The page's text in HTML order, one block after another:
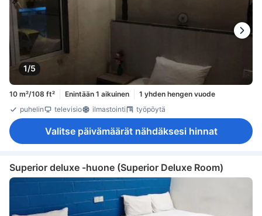
1/5
10 m²/108 ft² Enintään 1 aikuinen
1 yhden hengen vuode
puhelin
televisio ilmastointi työpöytä
Valitse päivämäärät nähdäksesi hinnat
Superior deluxe -huone (Superior Deluxe Room)